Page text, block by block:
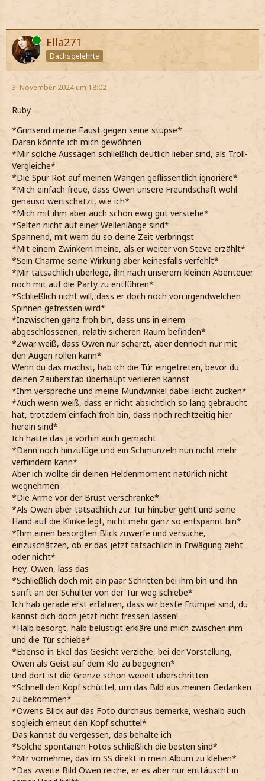
Online Ella271
Dachsgelehrte
3. November 2024 um 18:02
Ruby
*Grinsend meine Faust gegen seine stupse*
Daran könnte ich mich gewöhnen
*Mir solche Aussagen schließlich deutlich lieber sind, als Troll-
Vergleiche*
*Die Spur Rot auf meinen Wangen geflissentlich ignoriere*
*Mich einfach freue, dass Owen unsere Freundschaft wohl
genauso wertschätzt, wie ich*
*Mich mit ihm aber auch schon ewig gut verstehe*
*Selten nicht auf einer Wellenlänge sind*
Spannend, mit wem du so deine Zeit verbringst
*Mit einem Zwinkern meine, als er weiter von Steve erzählt*
*Sein Charme seine Wirkung aber keinesfalls verfehlt*
*Mir tatsächlich überlege, ihn nach unserem kleinen Abenteuer
noch mit auf die Party zu entführen*
*Schließlich nicht will, dass er doch noch von irgendwelchen
Spinnen gefressen wird*
*Inzwischen ganz froh bin, dass uns in einem
abgeschlossenen, relativ sicheren Raum befinden*
*Zwar weiß, dass Owen nur scherzt, aber dennoch nur mit
den Augen rollen kann*
Wenn du das machst, hab ich die Tür eingetreten, bevor du
deinen Zauberstab überhaupt verlieren kannst
*Ihm verspreche und meine Mundwinkel dabei leicht zucken*
*Auch wenn weiß, dass er nicht absichtlich so lang gebraucht
hat, trotzdem einfach froh bin, dass noch rechtzeitig hier
herein sind*
Ich hätte das ja vorhin auch gemacht
*Dann noch hinzufüge und ein Schmunzeln nun nicht mehr
verhindern kann*
Aber ich wollte dir deinen Heldenmoment natürlich nicht
wegnehmen
*Die Arme vor der Brust verschränke*
*Als Owen aber tatsächlich zur Tür hinüber geht und seine
Hand auf die Klinke legt, nicht mehr ganz so entspannt bin*
*Ihm einen besorgten Blick zuwerfe und versuche,
einzuschätzen, ob er das jetzt tatsächlich in Erwägung zieht
oder nicht*
Hey, Owen, lass das
*Schließlich doch mit ein paar Schritten bei ihm bin und ihn
sanft an der Schulter von der Tür weg schiebe*
Ich hab gerade erst erfahren, dass wir beste Frumpel sind, du
kannst dich doch jetzt nicht fressen lassen!
*Halb besorgt, halb belustigt erkläre und mich zwischen ihm
und die Tür schiebe*
*Ebenso in Ekel das Gesicht verziehe, bei der Vorstellung,
Owen als Geist auf dem Klo zu begegnen*
Und dort ist die Grenze schon weeeit überschritten
*Schnell den Kopf schüttel, um das Bild aus meinen Gedanken
zu bekommen*
*Owens Blick auf das Foto durchaus bemerke, weshalb auch
sogleich erneut den Kopf schüttel*
Das kannst du vergessen, das behalte ich
*Solche spontanen Fotos schließlich die besten sind*
*Mir vornehme, das im SS direkt in mein Album zu kleben*
*Das zweite Bild Owen reiche, er es aber nur enttäuscht in